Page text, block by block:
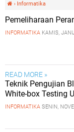
› Informatika
Pemeliharaan
INFORMATIKA KAMIS,
READ MORE »
Teknik Pengujian
White-box Testing
INFORMATIKA SENIN,